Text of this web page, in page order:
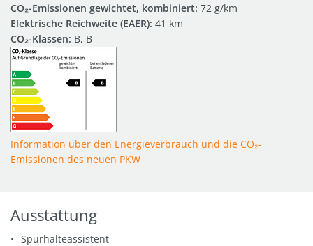
CO₂-Emissionen gewichtet, kombiniert: 72 g/km
Elektrische Reichweite (EAER): 41 km
CO₂-Klassen: B, B
Information über den Energieverbrauch und die CO₂-
Emissionen des neuen PKW
Ausstattung
Spurhalteassistent